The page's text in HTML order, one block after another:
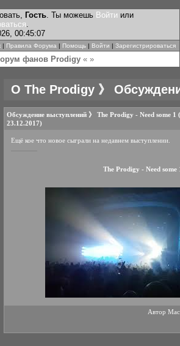
Гость. Ты можешь Войти или
.
00:45:07
| Правила Форума | Помощь | Войти | Зарегистрироваться
фанов Prodigy« »
О The Prodigy 》
Обсуждение выступлений 》
The Prodigy - Need some
23.12.2017)
Ещё кое что новое сыграли на недавнем выступлении.
The Prodigy - Need some
Автор